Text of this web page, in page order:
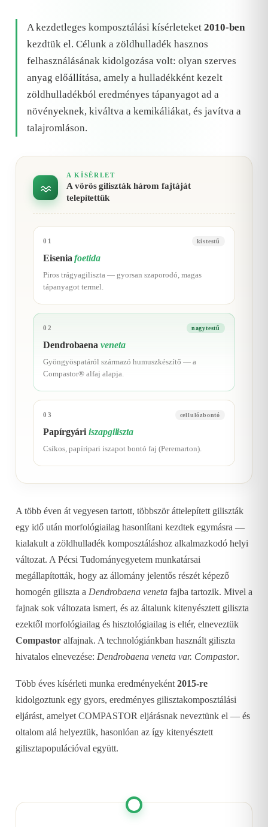
A kezdetleges komposztálási kísérleteket 2010-ben
kezdtük el. Célunk a zöldhulladék hasznos
felhasználásának kidolgozása volt: olyan szerves
anyag előállítása, amely a hulladékként kezelt
zöldhulladékból eredményes tápanyagot ad a
növényeknek, kiváltva a kemikáliákat, és javítva a
talajromláson.
A KÍSÉRLET
A vörös giliszták három fajtáját
telepítettük
01 kistestű
Eiseniafoetida
Piros trágyagiliszta — gyorsan szaporodó, magas
tápanyagot termel.
02 nagytestű
Dendrobaenaveneta
Gyöngyöspatáról származó humuszkészítő — a
Compastor® alfaj alapja.
03 cellulózbontó
Papírgyáriiszapgiliszta
Csíkos, papíripari iszapot bontó faj (Peremarton).
A több éven át vegyesen tartott, többször áttelepített giliszták
egy idő után morfológiailag hasonlítani kezdtek egymásra —
kialakult a zöldhulladék komposztáláshoz alkalmazkodó helyi
változat. A Pécsi Tudományegyetem munkatársai
megállapították, hogy az állomány jelentős részét képező
homogén giliszta a Dendrobaena veneta fajba tartozik. Mivel a
fajnak sok változata ismert, és az általunk kitenyésztett giliszta
ezektől morfológiailag és hisztológiailag is eltér, elneveztük
Compastor alfajnak. A technológiánkban használt giliszta
hivatalos elnevezése: Dendrobaena veneta var. Compastor.
Több éves kísérleti munka eredményeként 2015-re
kidolgoztunk egy gyors, eredményes gilisztakomposztálási
eljárást, amelyet COMPASTOR eljárásnak neveztünk el — és
oltalom alá helyeztük, hasonlóan az így kitenyésztett
gilisztapopulációval együtt.